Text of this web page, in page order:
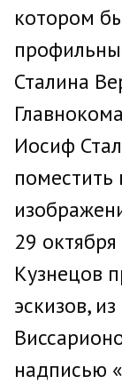
котором
Сталина
Иосиф
поместить
29
Кузнецов
эскизов,
надписью